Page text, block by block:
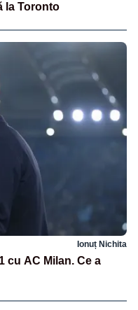
la Toronto
Ionuț Nichita
cu AC Milan. Ce a